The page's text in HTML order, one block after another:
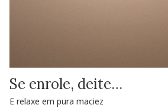
Se enrole, deite…
E relaxe em pura maciez